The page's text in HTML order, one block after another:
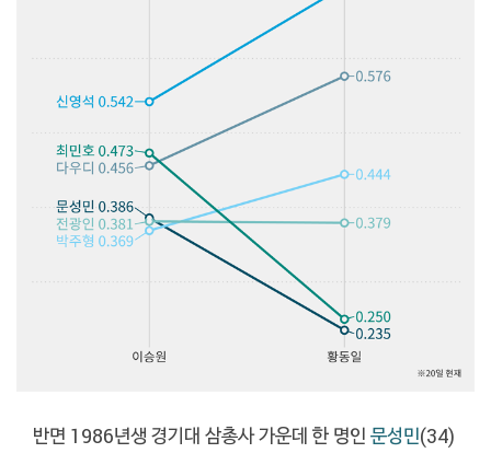
반면 1986년생 경기대 삼총사 가운데 한 명인 문성민(34)